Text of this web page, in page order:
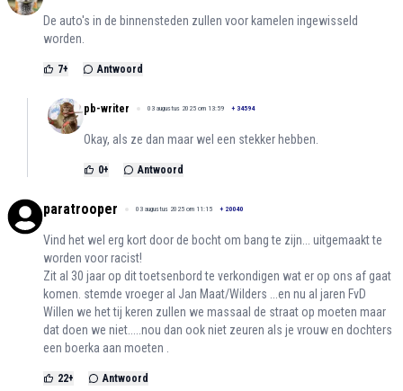
De auto's in de binnensteden zullen voor kamelen ingewisseld
worden.
7+ Antwoord
pb-writer 03 augustus 2025 om 13:59 + 34594
Okay, als ze dan maar wel een stekker hebben.
0+ Antwoord
paratrooper 03 augustus 2025 om 11:15 + 20040
Vind het wel erg kort door de bocht om bang te zijn... uitgemaakt te
worden voor racist!
Zit al 30 jaar op dit toetsenbord te verkondigen wat er op ons af gaat
komen. stemde vroeger al Jan Maat/Wilders ...en nu al jaren FvD
Willen we het tij keren zullen we massaal de straat op moeten maar
dat doen we niet.....nou dan ook niet zeuren als je vrouw en dochters
een boerka aan moeten .
22+ Antwoord